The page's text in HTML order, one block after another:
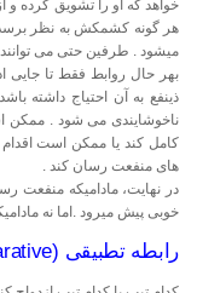
خواهد که او را تشویق کرده و
هر گونه کشمکش به نظر
میشود . طرفین حتی می توانند
بهر حال روابط فقط تا جایی
ذینفع به آن احتیاج داشته
ناخوشایندی می شود . ممکن
کامل کند یا ممکن است اقدام
های منفعت رسان کند .
در نهایت، مادامیکه منفعت
خوبی پیش میرود .اما نه
رابطه تطبیقی (Comparative) بین تیپ های شخصیتی